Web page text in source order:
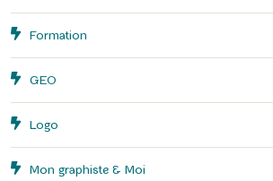
Formation
GEO
Logo
Mon graphiste & Moi